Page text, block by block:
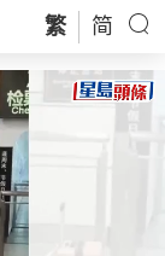
繁 简